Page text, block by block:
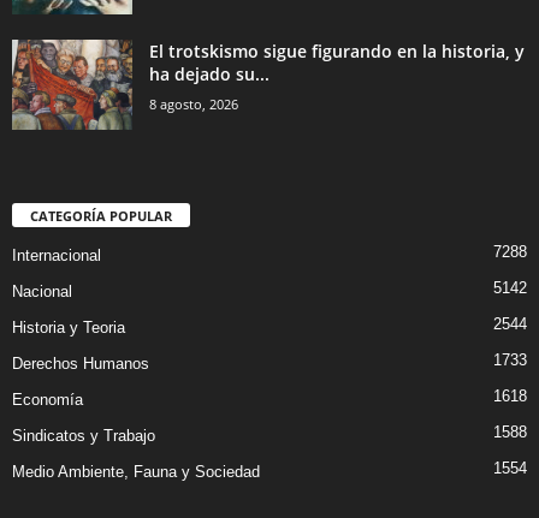
El trotskismo sigue figurando en la historia, y
ha dejado su...
8 agosto, 2026
CATEGORÍA POPULAR
Internacional 7288
Nacional 5142
Historia y Teoria 2544
Derechos Humanos 1733
Economía 1618
Sindicatos y Trabajo 1588
Medio Ambiente, Fauna y Sociedad 1554